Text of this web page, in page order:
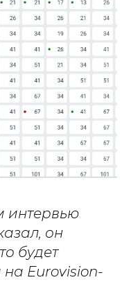
интервью
он
будет
Eurovision-